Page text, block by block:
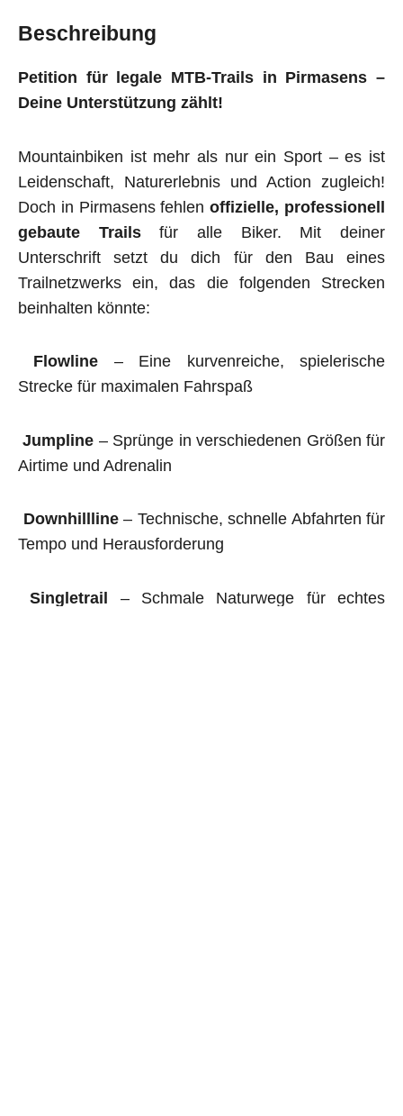
Beschreibung
Petition für legale MTB-Trails in Pirmasens –
Deine Unterstützung zählt!
Mountainbiken ist mehr als nur ein Sport – es ist
Leidenschaft, Naturerlebnis und Action zugleich!
Doch in Pirmasens fehlenoffizielle, professionell
gebaute Trailsfür alle Biker. Mit deiner
Unterschrift setzt du dich für den Bau eines
Trailnetzwerks ein, das die folgenden Strecken
beinhalten könnte:
Flowline – Eine kurvenreiche, spielerische
Strecke für maximalen Fahrspaß
Jumpline – Sprünge in verschiedenen Größen für
Airtime und Adrenalin
Downhillline– Technische, schnelle Abfahrten für
Tempo und Herausforderung
Singletrail – Schmale Naturwege für echtes